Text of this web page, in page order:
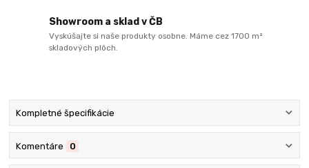
Showroom a sklad v ČB
Vyskúšajte si naše produkty osobne. Máme cez 1700 m²
skladových plôch.
Kompletné špecifikácie
Komentáre 0